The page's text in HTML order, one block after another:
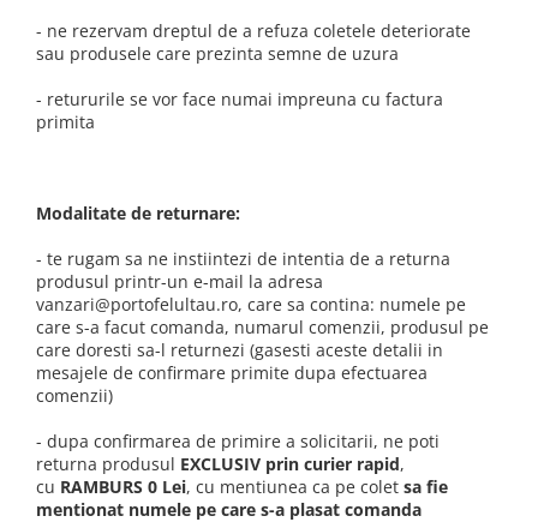
- ne rezervam dreptul de a refuza coletele deteriorate
sau produsele care prezinta semne de uzura
- retururile se vor face numai impreuna cu factura
primita
Modalitate de returnare:
- te rugam sa ne instiintezi de intentia de a returna
produsul printr-un e-mail la adresa
vanzari@portofelultau.ro, care sa contina: numele pe
care s-a facut comanda, numarul comenzii, produsul pe
care doresti sa-l returnezi (gasesti aceste detalii in
mesajele de confirmare primite dupa efectuarea
comenzii)
- dupa confirmarea de primire a solicitarii, ne poti
returna produsul EXCLUSIV prin curier rapid,
cu RAMBURS 0 Lei, cu mentiunea ca pe colet sa fie
mentionat numele pe care s-a plasat comanda